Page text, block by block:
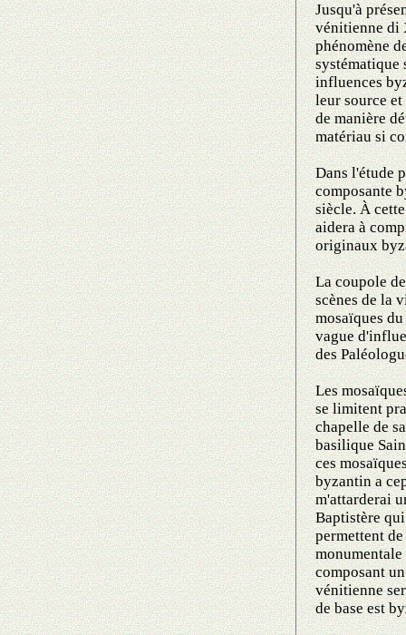
Jusqu'à
vénitienne di
phénomène
systématique
influences
leur source
de manière
matériau si
Dans l'étude
composante
siècle. À
aidera à
originaux
La coupole
scènes de la
mosaïques
vague
des
Les
se limitent
chapelle de
basilique
ces
byzantin a
m'attarderai
Baptistère
permettent
composant
vénitienne
de base est